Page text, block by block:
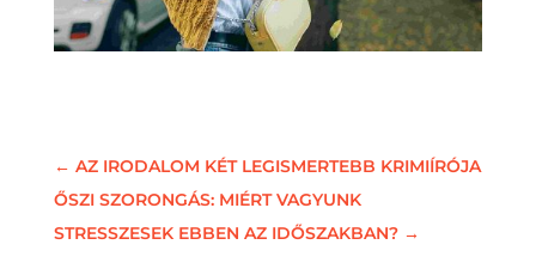
← AZ IRODALOM KÉT LEGISMERTEBB KRIMIÍRÓJA
ŐSZI SZORONGÁS: MIÉRT VAGYUNK
STRESSZESEK EBBEN AZ IDŐSZAKBAN?→